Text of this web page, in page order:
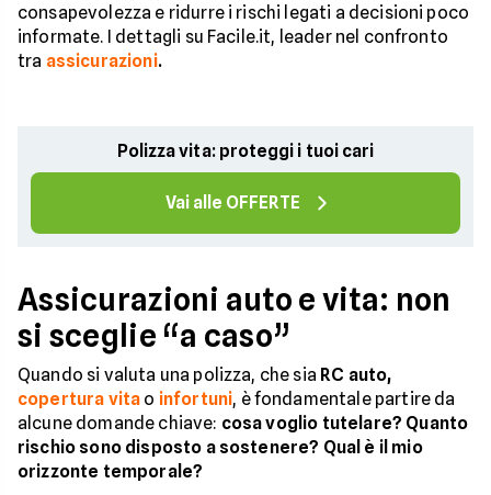
consapevolezza e ridurre i rischi legati a decisioni poco
informate. I dettagli su Facile.it, leader nel confronto
tra assicurazioni.
Polizza vita: proteggi i tuoi cari
Vai alle OFFERTE
Assicurazioni auto e vita: non
si sceglie “a caso”
Quando si valuta una polizza, che sia RC auto,
copertura vita o infortuni, è fondamentale partire da
alcune domande chiave: cosa voglio tutelare? Quanto
rischio sono disposto a sostenere? Qual è il mio
orizzonte temporale?